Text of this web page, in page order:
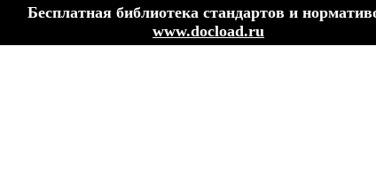
Бесплатная библиотека стандартов и
www.docload.ru